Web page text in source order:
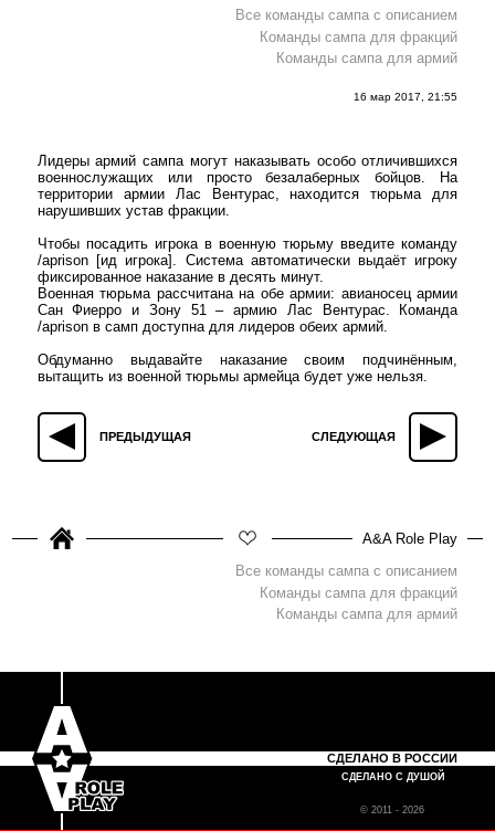
Все команды сампа с описанием
Команды сампа для фракций
Команды сампа для армий
16 мар 2017, 21:55
Лидеры армий сампа могут наказывать особо отличившихся
военнослужащих или просто безалаберных бойцов. На
территории армии Лас Вентурас, находится тюрьма для
нарушивших устав фракции.
Чтобы посадить игрока в военную тюрьму введите команду
/aprison [ид игрока]. Система автоматически выдаёт игроку
фиксированное наказание в десять минут.
Военная тюрьма рассчитана на обе армии: авианосец армии
Сан Фиерро и Зону 51 – армию Лас Вентурас. Команда
/aprison в самп доступна для лидеров обеих армий.
Обдуманно выдавайте наказание своим подчинённым,
вытащить из военной тюрьмы армейца будет уже нельзя.
ПРЕДЫДУЩАЯ СЛЕДУЮЩАЯ
A&A Role Play
Все команды сампа с описанием
Команды сампа для фракций
Команды сампа для армий
СДЕЛАНО В РОССИИ
СДЕЛАНО С ДУШОЙ
© 2011 - 2026